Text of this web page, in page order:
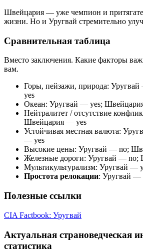
Швейцария — уже чемпион и
жизни. Но и Уругвай стремительно
Сравнительная таблица
Вместо заключения. Какие факторы
вам.
Горы, пейзажи, природа:
yes
Океан: Уругвай — yes;
Нейтралитет / отсутствие
Швейцария — yes
Устойчивая местная валюта:
— yes
Высокие цены: Уругвай — no;
Железные дороги: Уругвай —
Мультикультурализм: Уругвай
Простота релокации: Уругвай
Полезные ссылки
CIA Factbook: Уругвай
Актуальная страноведческая
статистика